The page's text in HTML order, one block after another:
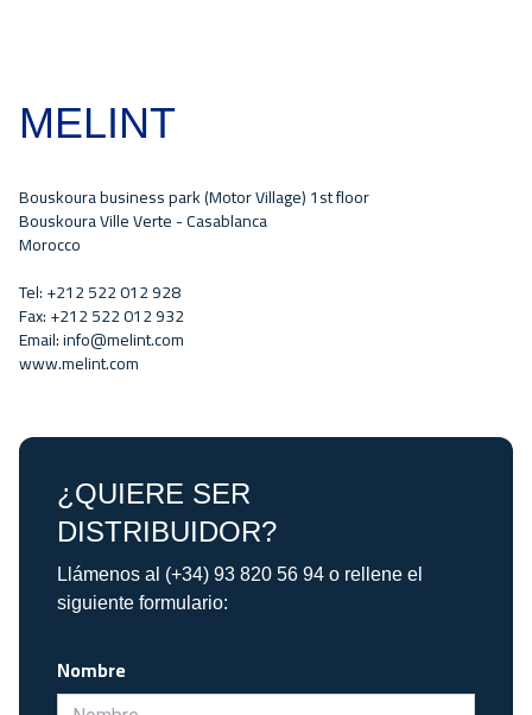
MELINT
Bouskoura business park (Motor Village) 1st floor
Bouskoura Ville Verte - Casablanca
Morocco
Tel: +212 522 012 928
Fax: +212 522 012 932
Email:info@melint.com
www.melint.com
¿QUIERE SER
DISTRIBUIDOR?
Llámenos al (+34) 93 820 56 94 o rellene el
siguiente formulario:
Nombre